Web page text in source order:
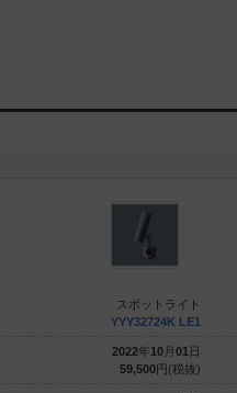
スポットライト
YYY32724K LE1
2022年10月 01 日
59,500円(税抜)